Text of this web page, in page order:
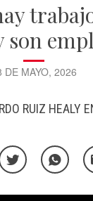
son
DE MAYO, 2026
RUIZ HEALY